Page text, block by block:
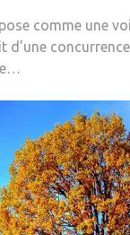
comme une
d’une